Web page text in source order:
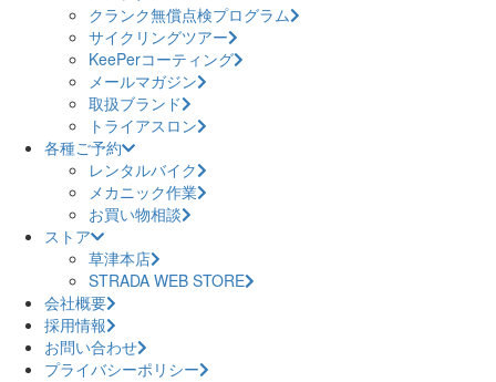
クランク無償点検プログラム
サイクリングツアー
KeePerコーティング
メールマガジン
取扱ブランド
トライアスロン
各種ご予約
レンタルバイク
メカニック作業
お買い物相談
ストア
草津本店
STRADA WEB STORE
会社概要
採用情報
お問い合わせ
プライバシーポリシー